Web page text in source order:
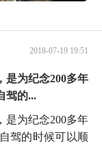
2018-07-19 19:51
是为纪念200多年
的...
是为纪念200多年
驾的时候可以顺